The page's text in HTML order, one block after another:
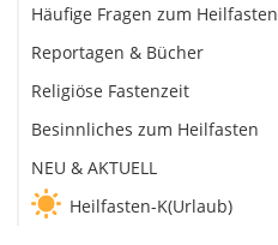
Häufige Fragen zum Heilfasten
Reportagen & Bücher
Religiöse Fastenzeit
Besinnliches zum Heilfasten
NEU & AKTUELL
Heilfasten-K(Urlaub)